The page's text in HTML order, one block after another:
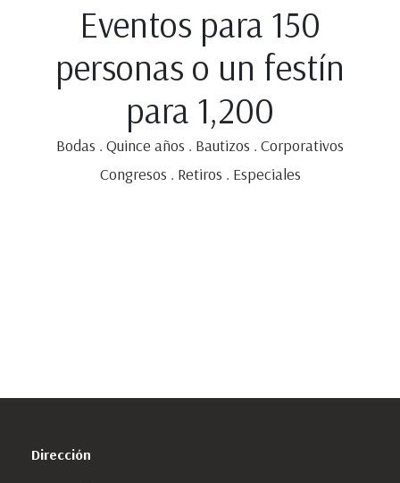
Eventos para 150
personas o un festín
para 1,200
Bodas . Quince años . Bautizos . Corporativos
Congresos . Retiros . Especiales
Dirección